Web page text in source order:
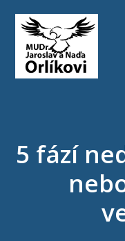
5 fází